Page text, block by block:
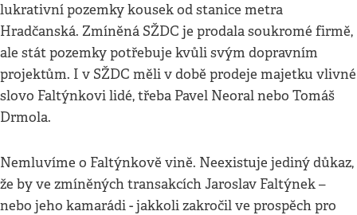
lukrativní pozemky kousek od stanice metra
Hradčanská. Zmíněná SŽDC je prodala soukromé firmě,
ale stát pozemky potřebuje kvůli svým dopravním
projektům. I v SŽDC měli v době prodeje majetku vlivné
slovo Faltýnkovi lidé, třeba Pavel Neoral nebo Tomáš
Drmola.
Nemluvíme o Faltýnkově vině. Neexistuje jediný důkaz,
že by ve zmíněných transakcích Jaroslav Faltýnek –
nebo jeho kamarádi - jakkoli zakročil ve prospěch pro